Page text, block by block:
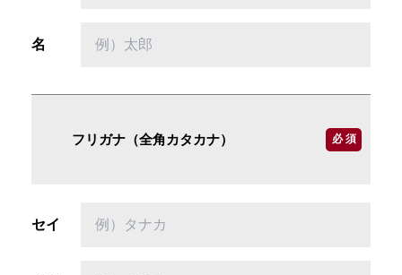
名
フリガナ（全角カタカナ） 必 須
セイ